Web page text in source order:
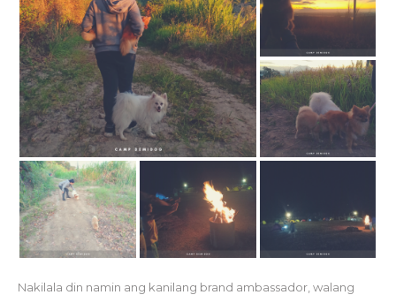
Nakilala din namin ang kanilang brand ambassador, walang